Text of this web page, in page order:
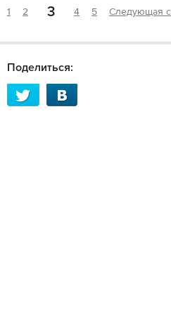
1 2 3 4 5 Следующая
Поделиться: